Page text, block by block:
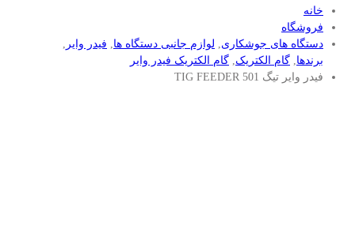
خانه
فروشگاه
دستگاه های جوشکاری, لوازم جانبی دستگاه ها, فیدر وایر ,
برندها, گام الکتریک, گام الکتریک فیدر وایر
فیدر وایر تیگ TIG FEEDER 501